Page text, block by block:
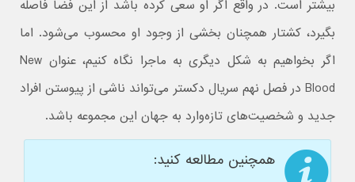
بیشتر است. در واقع اگر او سعی کرده باشد از این فضا فاصله
بگیرد، کشتار همچنان بخشی از وجود او محسوب می‌شود. اما
اگر بخواهیم به شکل دیگری به ماجرا نگاه کنیم، عنوان New
Blood در فصل نهم سریال دکستر می‌تواند ناشی از پیوستن افراد
جدید و شخصیت‌های تازه‌وارد به جهان این مجموعه باشد.
همچنین مطالعه کنید: